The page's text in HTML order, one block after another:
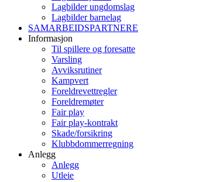
Lagbilder ungdomslag
Lagbilder barnelag
SAMARBEIDSPARTNERE
Informasjon
Til spillere og foresatte
Varsling
Avviksrutiner
Kampvert
Foreldrevettregler
Foreldremøter
Fair play
Fair play-kontrakt
Skade/forsikring
Klubbdommerregning
Anlegg
Anlegg
Utleie